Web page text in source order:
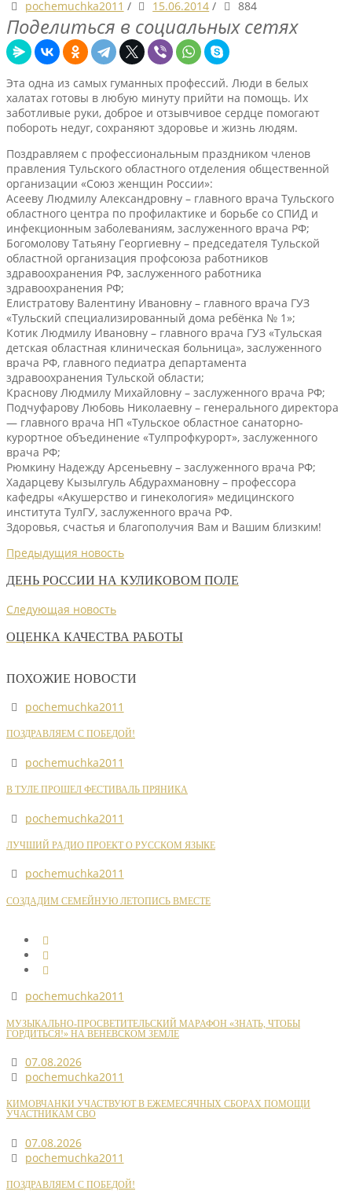
pochemuchka2011 / 15.06.2014 / 884
Поделиться в социальных сетях
Эта одна из самых гуманных профессий. Люди в белых
халатах готовы в любую минуту прийти на помощь. Их
заботливые руки, доброе и отзывчивое сердце помогают
побороть недуг, сохраняют здоровье и жизнь людям.
Поздравляем с профессиональным праздником членов
правления Тульского областного отделения общественной
организации «Союз женщин России»:
Асееву Людмилу Александровну – главного врача Тульского
областного центра по профилактике и борьбе со СПИД и
инфекционным заболеваниям, заслуженного врача РФ;
Богомолову Татьяну Георгиевну – председателя Тульской
областной организация профсоюза работников
здравоохранения РФ, заслуженного работника
здравоохранения РФ;
Елистратову Валентину Ивановну – главного врача ГУЗ
«Тульский специализированный дома ребёнка № 1»;
Котик Людмилу Ивановну – главного врача ГУЗ «Тульская
детская областная клиническая больница», заслуженного
врача РФ, главного педиатра департамента
здравоохранения Тульской области;
Краснову Людмилу Михайловну – заслуженного врача РФ;
Подчуфарову Любовь Николаевну – генерального директора
— главного врача НП «Тульское областное санаторно-
курортное объединение «Тулпрофкурорт», заслуженного
врача РФ;
Рюмкину Надежду Арсеньевну – заслуженного врача РФ;
Хадарцеву Кызылгуль Абдурахмановну – профессора
кафедры «Акушерство и гинекология» медицинского
института ТулГУ, заслуженного врача РФ.
Здоровья, счастья и благополучия Вам и Вашим близким!
Предыдущия новость
ДЕНЬ РОССИИ НА КУЛИКОВОМ ПОЛЕ
Следующая новость
ОЦЕНКА КАЧЕСТВА РАБОТЫ
ПОХОЖИЕ НОВОСТИ
pochemuchka2011
ПОЗДРАВЛЯЕМ С ПОБЕДОЙ!
pochemuchka2011
В ТУЛЕ ПРОШЕЛ ФЕСТИВАЛЬ ПРЯНИКА
pochemuchka2011
ЛУЧШИЙ РАДИО ПРОЕКТ О РУССКОМ ЯЗЫКЕ
pochemuchka2011
СОЗДАДИМ СЕМЕЙНУЮ ЛЕТОПИСЬ ВМЕСТЕ
pochemuchka2011
МУЗЫКАЛЬНО-ПРОСВЕТИТЕЛЬСКИЙ МАРАФОН «ЗНАТЬ, ЧТОБЫ
ГОРДИТЬСЯ!» НА ВЕНЕВСКОМ ЗЕМЛЕ
07.08.2026
pochemuchka2011
КИМОВЧАНКИ УЧАСТВУЮТ В ЕЖЕМЕСЯЧНЫХ СБОРАХ ПОМОЩИ
УЧАСТНИКАМ СВО
07.08.2026
pochemuchka2011
ПОЗДРАВЛЯЕМ С ПОБЕДОЙ!